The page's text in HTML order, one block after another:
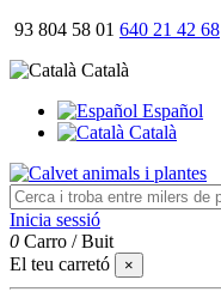
93 804 58 01 640 21 42 68
Català
Español
Català
Inicia sessió
0 Carro /Buit
El teu carretó
×